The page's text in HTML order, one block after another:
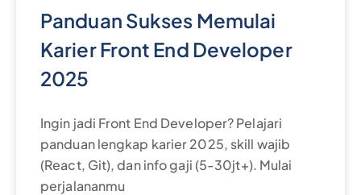
Panduan Sukses Memulai
Karier Front End Developer
2025
Ingin jadi Front End Developer? Pelajari
panduan lengkap karier 2025, skill wajib
(React, Git), dan info gaji (5-30jt+). Mulai
perjalananmu